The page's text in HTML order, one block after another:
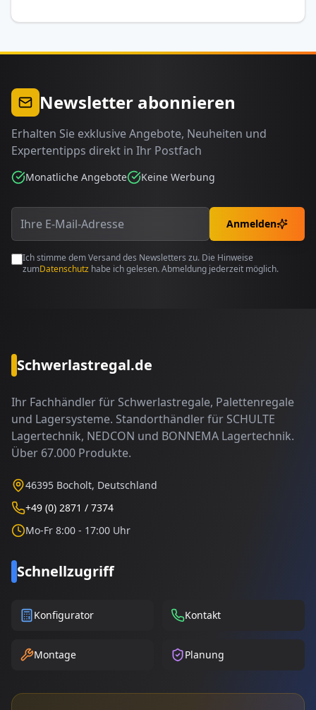
Newsletter abonnieren
Erhalten Sie exklusive Angebote, Neuheiten und
Expertentipps direkt in Ihr Postfach
Monatliche Angebote Keine Werbung
Anmelden
Ich stimme dem Versand des Newsletters zu. Die Hinweise
zumDatenschutz habe ich gelesen. Abmeldung jederzeit möglich.
Schwerlastregal.de
Ihr Fachhändler für Schwerlastregale, Palettenregale
und Lagersysteme. Standorthändler für SCHULTE
Lagertechnik, NEDCON und BONNEMA Lagertechnik.
Über 67.000 Produkte.
46395 Bocholt, Deutschland
+49 (0) 2871 / 7374
Mo-Fr 8:00 - 17:00 Uhr
Schnellzugriff
Konfigurator Kontakt
Montage Planung